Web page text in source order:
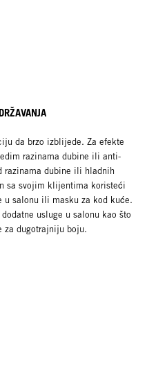
da brzo izblijede. Za efekte
razinama dubine ili anti-
razinama dubine ili hladnih
sa svojim klijentima koristeći
u salonu ili masku za kod kuće.
usluge u salonu kao što
za dugotrajniju boju.